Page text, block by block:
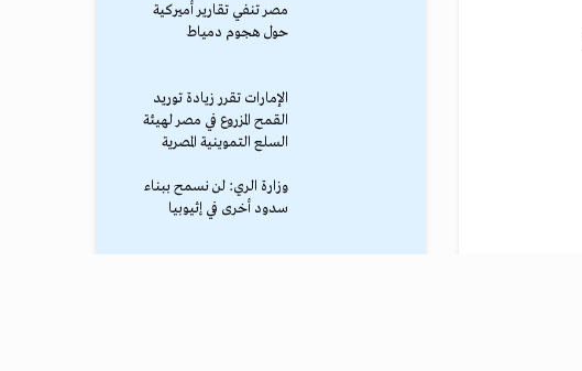
مصر تنفي تقارير أميركية
حول هجوم دمياط
الإمارات تقرر زيادة توريد
القمح المزروع في مصر لهيئة
السلع التموينية المصرية
وزارة الري: لن نسمح ببناء
سدود أخرى في إثيوبيا